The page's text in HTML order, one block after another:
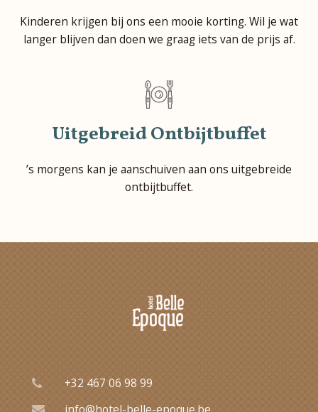
Kinderen krijgen bij ons een mooie korting. Wil je wat
langer blijven dan doen we graag iets van de prijs af.
Uitgebreid Ontbijtbuffet
’s morgens kan je aanschuiven aan ons uitgebreide
ontbijtbuffet.
+32 467 06 98 99